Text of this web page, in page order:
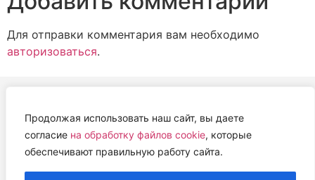
Продолжая использовать наш сайт, вы даете
согласие на обработку файлов cookie, которые
обеспечивают правильную работу сайта.
Для отправки комментария вам необходимо
авторизоваться.
АВТОНОМНАЯ НЕКОММЕРЧЕСКАЯ ОРГАНИЗАЦИЯ
«ЦЕНТР ВЕТЕРИНАРНОЙ ТЕРАПИИ, ИММУНОЛОГИИ И
ИММУНОПАТОЛОГИИ» (ЦВЕТИ)
Работем с 2019 года.